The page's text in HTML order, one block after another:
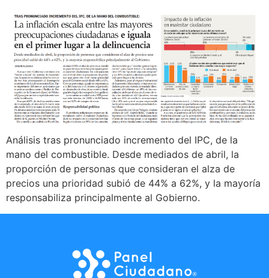
Análisis tras pronunciado incremento del IPC, de la
mano del combustible. Desde mediados de abril, la
proporción de personas que consideran el alza de
precios una prioridad subió de 44% a 62%, y la mayoría
responsabiliza principalmente al Gobierno.